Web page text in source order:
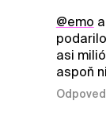
@emo
asi
aspoň